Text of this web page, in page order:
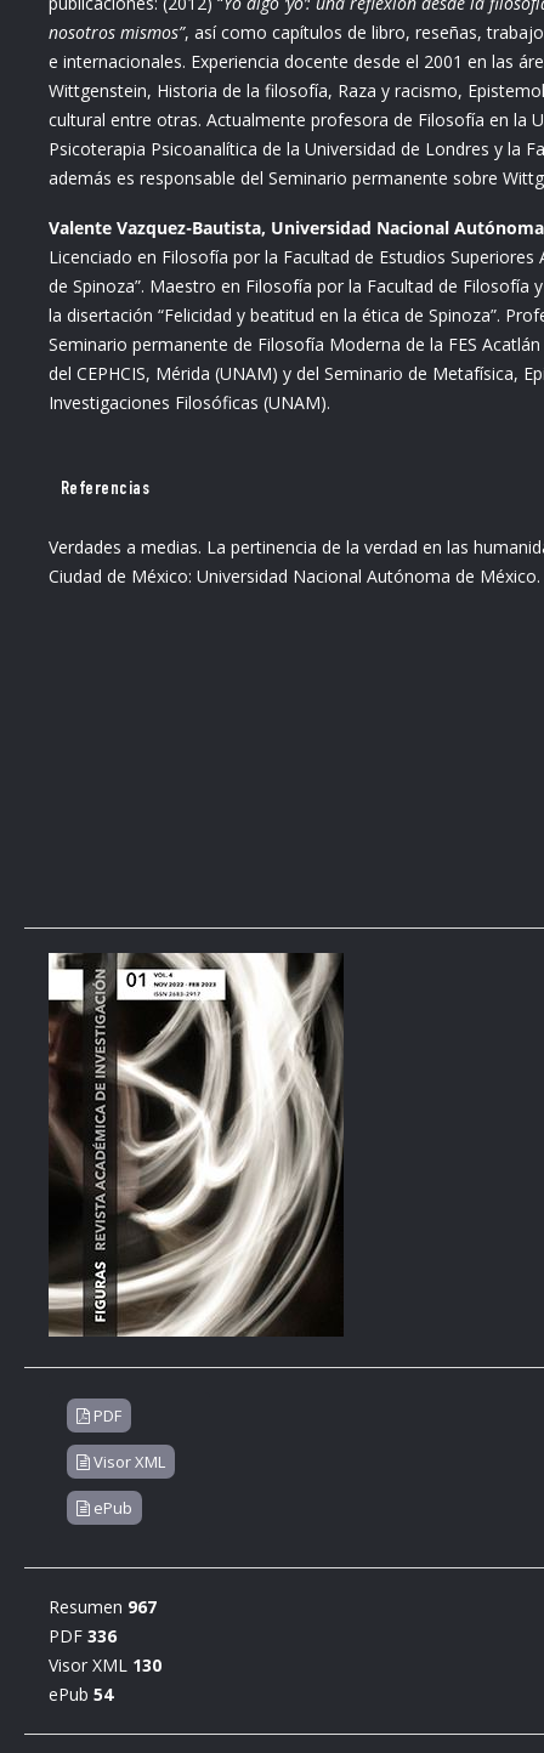
nosotros mismos”, así como capítulos de libro, reseñas,
e internacionales. Experiencia docente desde el 2001 en las
Wittgenstein, Historia de la filosofía, Raza y racismo,
cultural entre otras. Actualmente profesora de Filosofía en la
Psicoterapia Psicoanalítica de la Universidad de Londres y la
además es responsable del Seminario permanente sobre
Valente Vazquez-Bautista, Universidad Nacional
Licenciado en Filosofía por la Facultad de Estudios
de Spinoza”. Maestro en Filosofía por la Facultad de
la disertación “Felicidad y beatitud en la ética de Spinoza”.
Seminario permanente de Filosofía Moderna de la FES
del CEPHCIS, Mérida (UNAM) y del Seminario de Metafísica,
Investigaciones Filosóficas (UNAM).
Referencias
Verdades a medias. La pertinencia de la verdad en las
Ciudad de México: Universidad Nacional Autónoma de
PDF
Visor XML
ePub
Resumen 967
PDF 336
Visor XML 130
ePub 54